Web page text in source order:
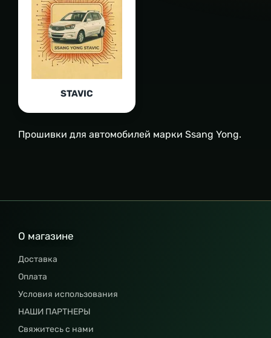
STAVIC
Прошивки для автомобилей марки Ssang Yong.
О магазине
Доставка
Оплата
Условия использования
НАШИ ПАРТНЕРЫ
Свяжитесь с нами